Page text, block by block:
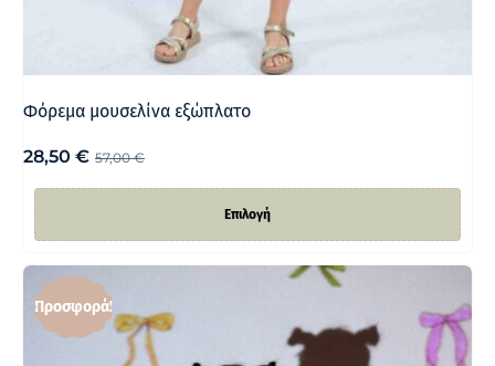
Φόρεμα μουσελίνα εξώπλατο
57,00€
28,50 €
Επιλογή
Προσφορά!